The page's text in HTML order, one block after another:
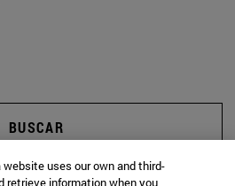
BUSCAR
uses our own and third-
retrieve information when you